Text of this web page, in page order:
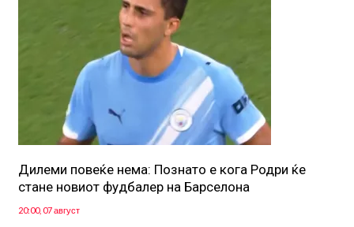
Дилеми повеќе нема: Познато е кога Родри ќе
стане новиот фудбалер на Барселона
20:00, 07 август